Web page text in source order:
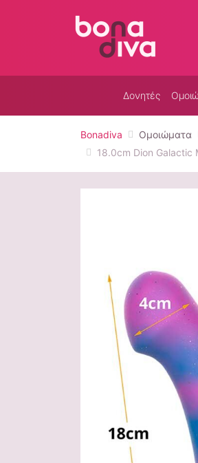
Δονητές
Bonadiva Ομοιώματα
18.0cm Dion Galactic